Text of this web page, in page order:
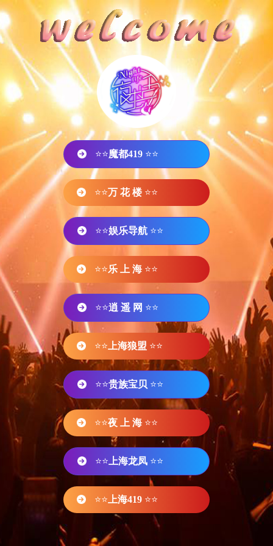
⭐⭐魔都419 ⭐⭐
⭐⭐万 花 楼 ⭐⭐
⭐⭐娱乐导航 ⭐⭐
⭐⭐乐 上 海 ⭐⭐
⭐⭐逍 遥 网 ⭐⭐
⭐⭐ 上海狼盟 ⭐⭐
⭐⭐贵族宝贝 ⭐⭐
⭐⭐夜 上 海 ⭐⭐
⭐⭐ 上海龙凤 ⭐⭐
⭐⭐ 上海419 ⭐⭐